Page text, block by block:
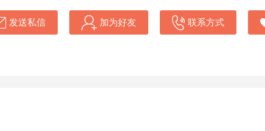
发送私信 加为好友 联系方式